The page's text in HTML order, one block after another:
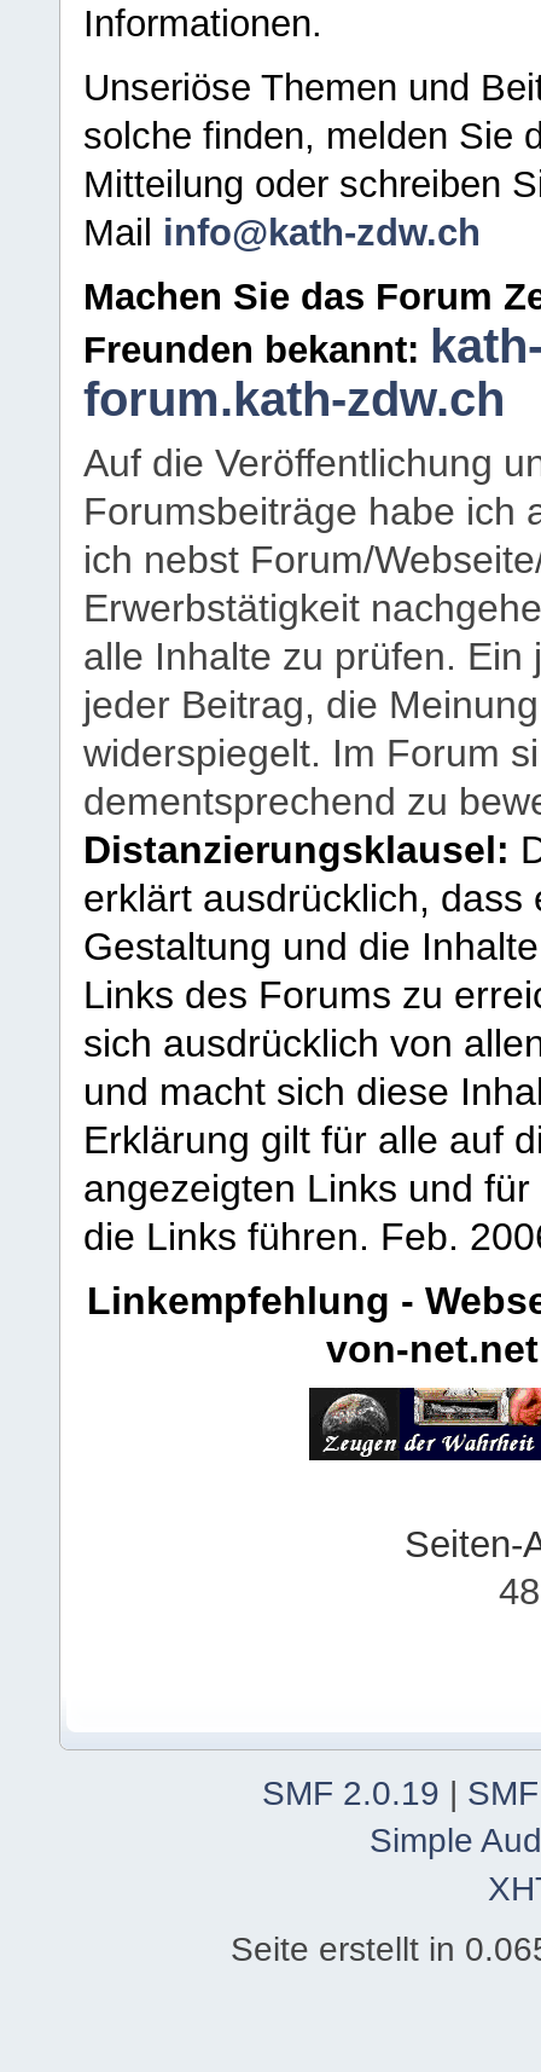
Informationen.
Unseriöse Themen und
solche finden, melden Sie
Mitteilung oder schreiben
Mail info@kath-zdw.ch
Machen Sie das Forum
Freunden bekannt:
forum.kath-zdw.ch
Auf die Veröffentlichung
Forumsbeiträge habe ich
ich nebst Forum/
Erwerbstätigkeit
alle Inhalte zu prüfen.
jeder Beitrag, die
widerspiegelt. Im Forum
dementsprechend zu
Distanzierungsklausel:
erklärt ausdrücklich,
Gestaltung und die
Links des Forums zu
sich ausdrücklich von
und macht sich diese
Erklärung gilt für alle auf
angezeigten Links und
die Links führen. Feb.
Linkempfehlung -
von-net.net
Seiten-
SMF 2.0.19 |
Simple
Seite erstellt in